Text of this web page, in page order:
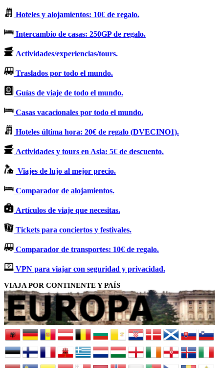
Hoteles y alojamientos: 10€ de regalo.
Intercambio de casas: 250GP de regalo.
Actividades/experiencias/tours.
Traslados por todo el mundo.
Guías de viaje de todo el mundo.
Casas vacacionales por todo el mundo.
Hoteles última hora: 20€ de regalo (DVECINO1).
Actividades y tours en Asia: 5€ de descuento.
Viajes de lujo al mejor precio.
Comparador de alojamientos.
Artículos de viaje que necesitas.
Tickets para conciertos y festivales.
Comparador de transportes: 10€ de regalo.
VPN para viajar con seguridad y privacidad.
VIAJA POR CONTINENTE Y PAÍS